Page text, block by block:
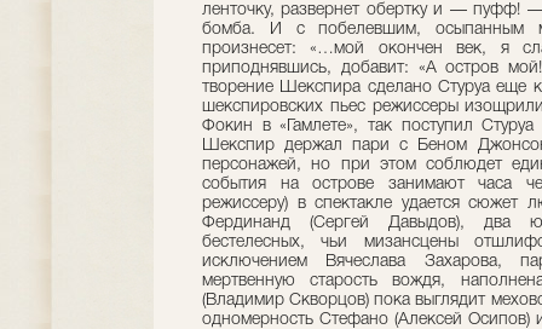
ленточку, развернет обертку и — пуфф!
бомба. И с побелевшим, осыпанным
произнесет: «…мой окончен век, я
приподнявшись, добавит: «А остров
творение Шекспира сделано Стуруа еще
шекспировских пьес режиссеры
Фокин в «Гамлете», так поступил
Шекспир держал пари с Беном
персонажей, но при этом соблюдет
события на острове занимают часа
режиссеру) в спектакле удается сюжет
Фердинанд (Сергей Давыдов), два
бестелесных, чьи мизансцены
исключением Вячеслава Захарова,
мертвенную старость вождя,
(Владимир Скворцов) пока выглядит
одномерность Стефано (Алексей Осипов)